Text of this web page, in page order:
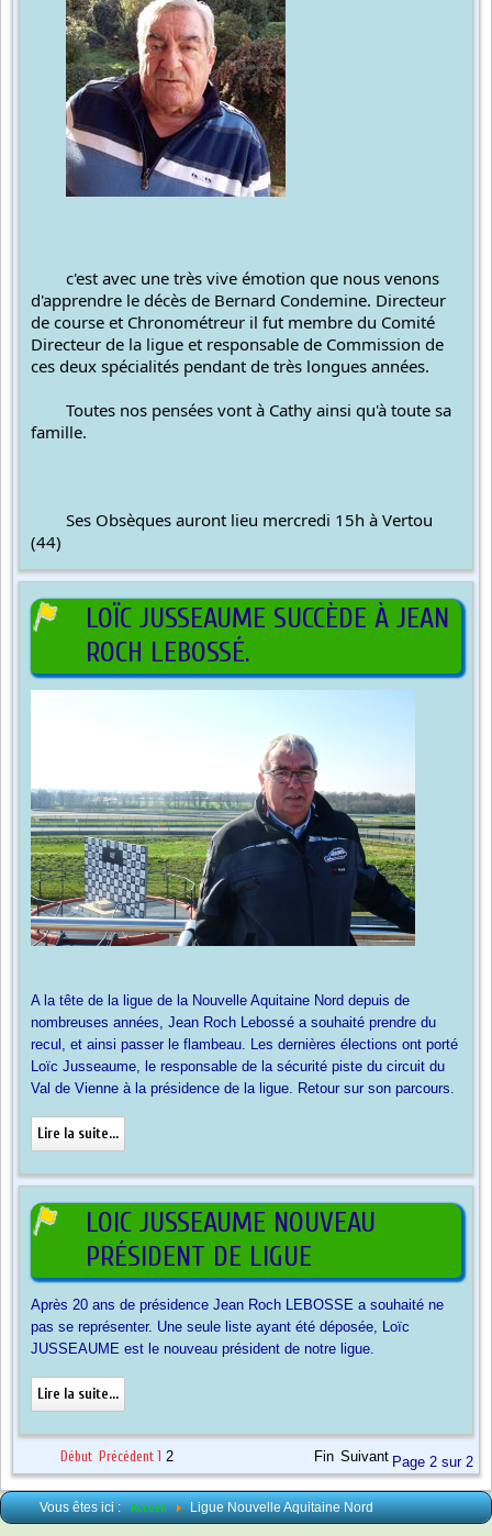
d'apprendre le décès de Bernard Condemine. Directeur
de course et Chronométreur il fut membre du Comité
Directeur de la ligue et responsable de Commission de
ces deux spécialités pendant de très longues années.
famille.
(44)
LOÏC JUSSEAUME SUCCÈDE À JEAN
ROCH LEBOSSÉ.
A la tête de la ligue de la Nouvelle Aquitaine Nord depuis de
nombreuses années, Jean Roch Lebossé a souhaité prendre du
recul, et ainsi passer le flambeau. Les dernières élections ont porté
Loïc Jusseaume, le responsable de la sécurité piste du circuit du
Val de Vienne à la présidence de la ligue. Retour sur son parcours.
Lire la suite...
LOIC JUSSEAUME NOUVEAU
PRÉSIDENT DE LIGUE
Après 20 ans de présidence Jean Roch LEBOSSE a souhaité ne
pas se représenter. Une seule liste ayant été déposée, Loïc
JUSSEAUME est le nouveau président de notre ligue.
Lire la suite...
Page 2 sur 2
Début Précédent 1 2 Suivant
Fin
Vous êtes ici :Accueil Ligue Nouvelle Aquitaine Nord